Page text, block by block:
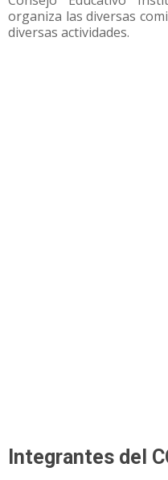
organiza las diversas
diversas actividades.
Integrantes del